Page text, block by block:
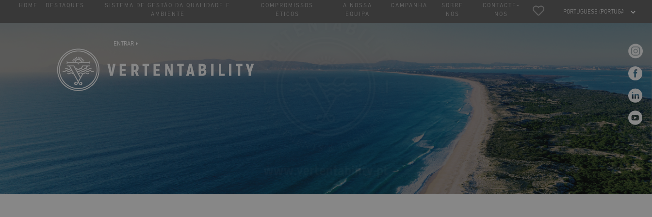
HOME DESTAQUES
SISTEMA DE GESTÃO DA QUALIDADE E
AMBIENTE
COMPROMISSOS
ÉTICOS
A NOSSA
EQUIPA
CAMPANHA
SOBRE
NÓS
CONTACTE-
NOS
ENTRAR